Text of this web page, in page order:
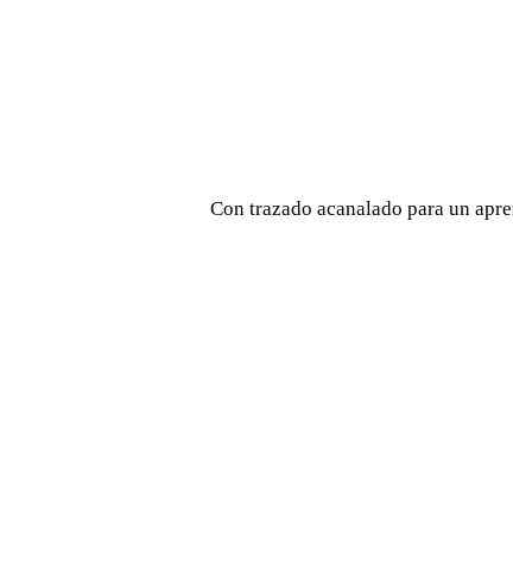
Con trazado acanalado para un